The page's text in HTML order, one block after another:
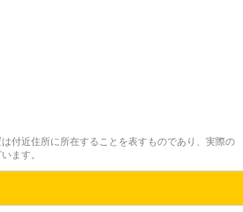
付近住所に所在することを表すものであり、実際の
ます。